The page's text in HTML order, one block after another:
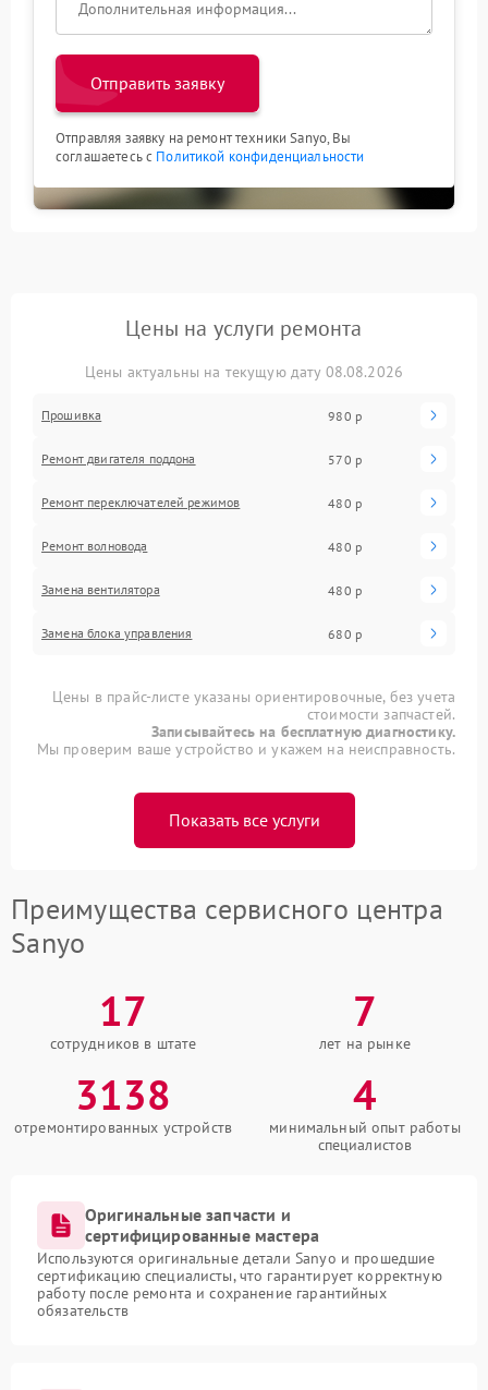
Отправить заявку
Отправляя заявку на ремонт техники Sanyo, Вы
соглашаетесь с Политикой конфиденциальности
Цены на услуги ремонта
Цены актуальны на текущую дату 08.08.2026
Прошивка 980 р
Ремонт двигателя поддона 570 р
Ремонт переключателей режимов 480 р
Ремонт волновода 480 р
Замена вентилятора 480 р
Замена блока управления 680 р
Цены в прайс-листе указаны ориентировочные, без учета
стоимости запчастей.
Записывайтесь на бесплатную диагностику.
Мы проверим ваше устройство и укажем на неисправность.
Показать все услуги
Преимущества сервисного центра
Sanyo
17
сотрудников в штате
7
лет на рынке
3138
отремонтированных устройств
4
минимальный опыт работы
специалистов
Оригинальные запчасти и
сертифицированные мастера
Используются оригинальные детали Sanyo и прошедшие
сертификацию специалисты, что гарантирует корректную
работу после ремонта и сохранение гарантийных
обязательств